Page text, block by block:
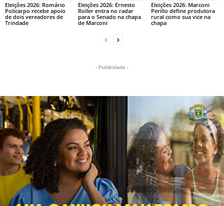
Eleições 2026: Romário
Policarpo recebe apoio
de dois vereadores de
Trindade
Eleições 2026: Ernesto
Roller entra no radar
para o Senado na chapa
de Marconi
Eleições 2026: Marconi
Perillo define produtora
rural como sua vice na
chapa
- Publicidade -